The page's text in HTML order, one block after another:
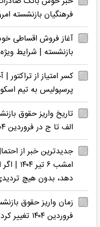
فرهنگیان بازنشسته امروز جمعه ۱۹
آغاز فروش اقساطی
بازنشسته | شرایط
کسر امتیاز از
پرسپولیس به تیم
تاریخ واریز حقوق
الف تا ج در فروردین ۱۴۰۴
جدیدترین خبر از
امشب ۶
دهد، بدون هیچ
زمان واریز حقوق
فروردین ۱۴۰۴ تغییر کرد؟